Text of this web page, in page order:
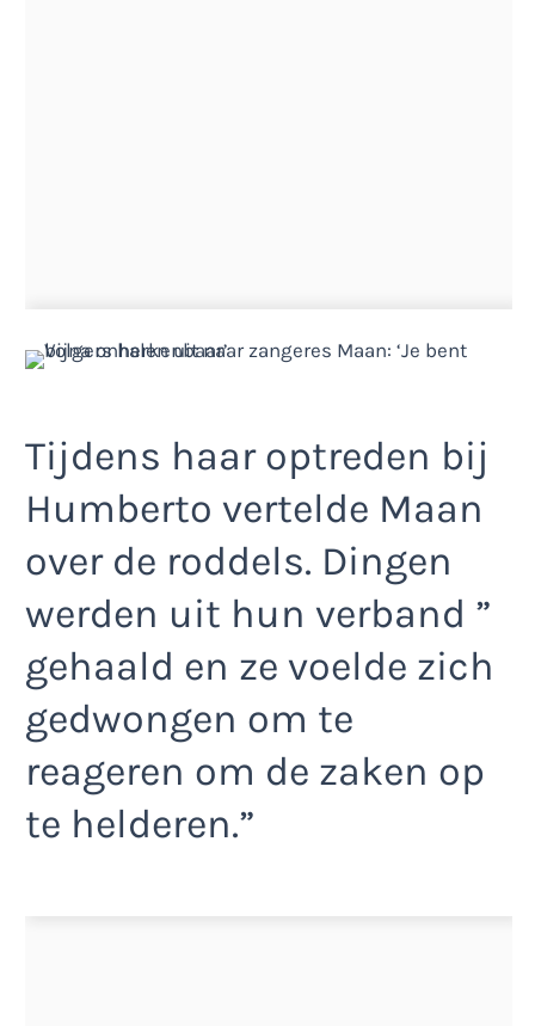
Tijdens haar optreden bij
Humberto vertelde Maan
over de roddels. Dingen
werden uit hun verband ”
gehaald en ze voelde zich
gedwongen om te
reageren om de zaken op
te helderen.”